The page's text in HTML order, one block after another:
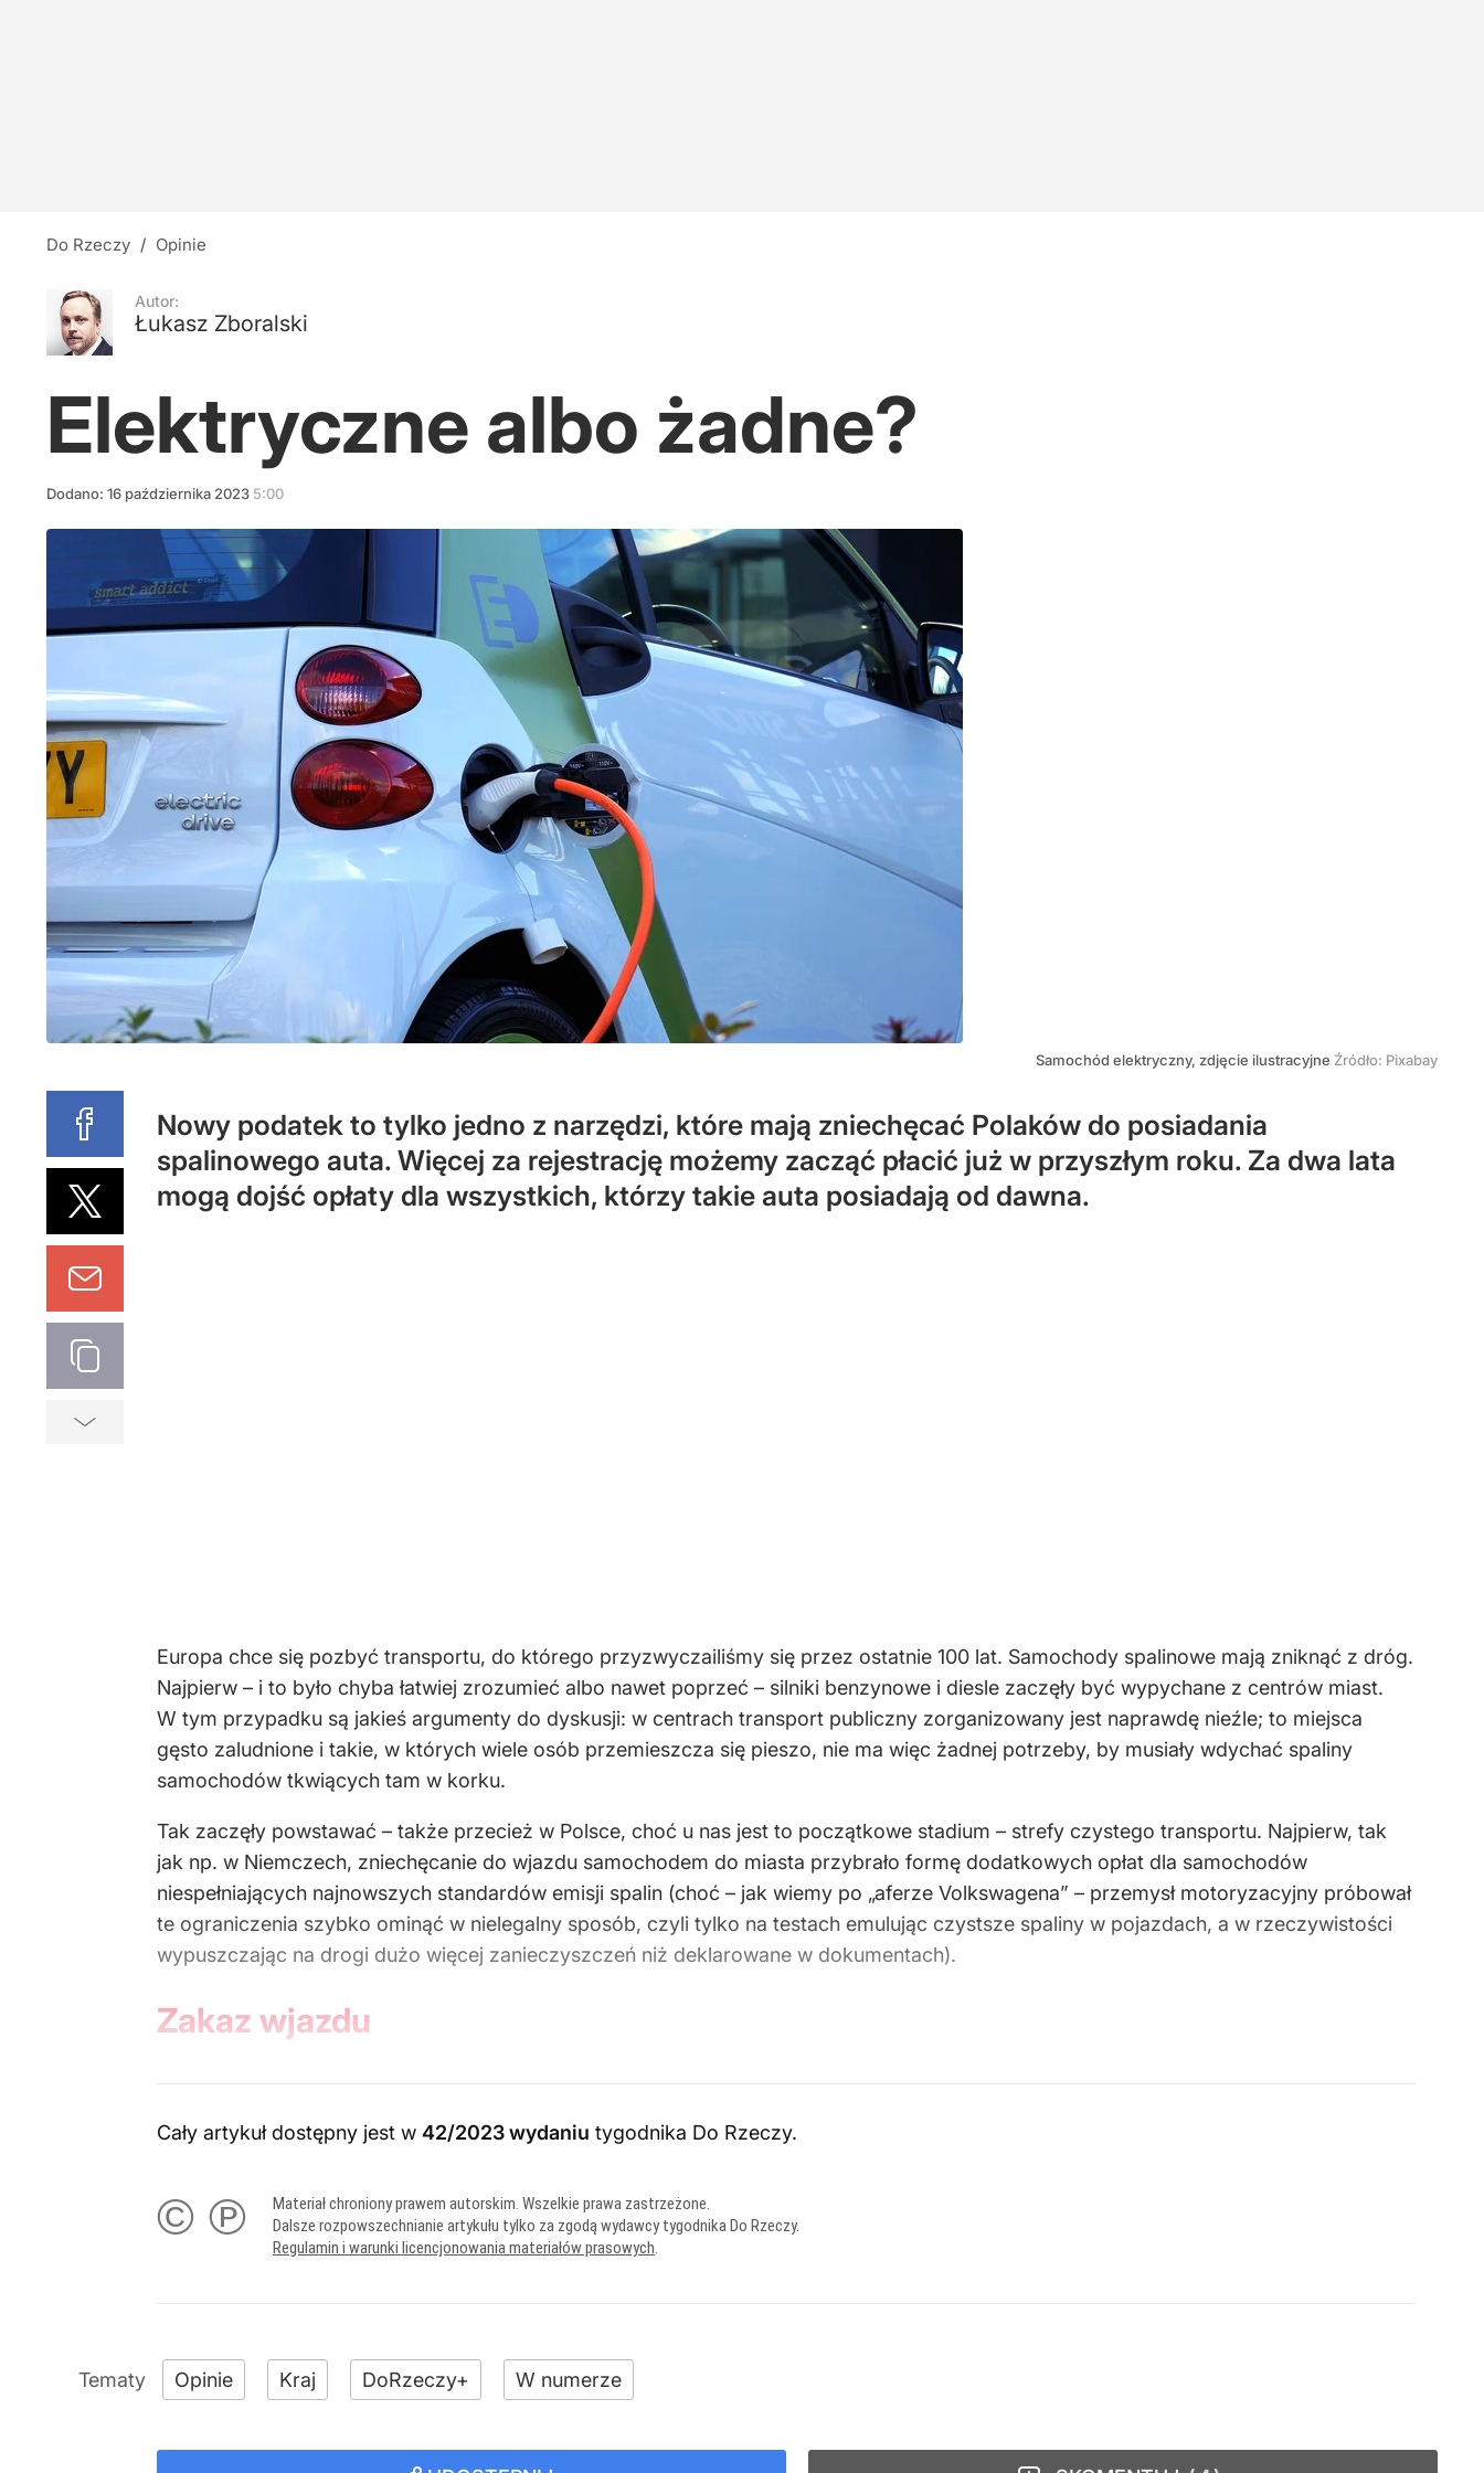
dodaj
Do Rzeczy / Opinie
Autor:
Łukasz Zboralski
Elektryczne albo żadne?
Dodano: 16 października 2023 5:00
Samochód elektryczny, zdjęcie ilustracyjne Źródło: Pixabay
Nowy podatek to tylko jedno z narzędzi, które mają zniechęcać Polaków do posiadania
spalinowego auta. Więcej za rejestrację możemy zacząć płacić już w przyszłym roku. Za dwa lata
mogą dojść opłaty dla wszystkich, którzy takie auta posiadają od dawna.
Europa chce się pozbyć transportu, do którego przyzwyczailiśmy się przez ostatnie 100 lat. Samochody spalinowe mają zniknąć z dróg.
Najpierw – i to było chyba łatwiej zrozumieć albo nawet poprzeć – silniki benzynowe i diesle zaczęły być wypychane z centrów miast.
W tym przypadku są jakieś argumenty do dyskusji: w centrach transport publiczny zorganizowany jest naprawdę nieźle; to miejsca
gęsto zaludnione i takie, w których wiele osób przemieszcza się pieszo, nie ma więc żadnej potrzeby, by musiały wdychać spaliny
samochodów tkwiących tam w korku.
Tak zaczęły powstawać – także przecież w Polsce, choć u nas jest to początkowe stadium – strefy czystego transportu. Najpierw, tak
jak np. w Niemczech, zniechęcanie do wjazdu samochodem do miasta przybrało formę dodatkowych opłat dla samochodów
niespełniających najnowszych standardów emisji spalin (choć – jak wiemy po „aferze Volkswagena” – przemysł motoryzacyjny próbował
te ograniczenia szybko ominąć w nielegalny sposób, czyli tylko na testach emulując czystsze spaliny w pojazdach, a w rzeczywistości
wypuszczając na drogi dużo więcej zanieczyszczeń niż deklarowane w dokumentach).
Zakaz wjazdu
Cały artykuł dostępny jest w 42/2023 wydaniu tygodnika Do Rzeczy.
© ℗
Materiał chroniony prawem autorskim. Wszelkie prawa zastrzeżone.
Dalsze rozpowszechnianie artykułu tylko za zgodą wydawcy tygodnika Do Rzeczy.
Regulamin i warunki licencjonowania materiałów prasowych.
Opinie Kraj DoRzeczy+ W numerze